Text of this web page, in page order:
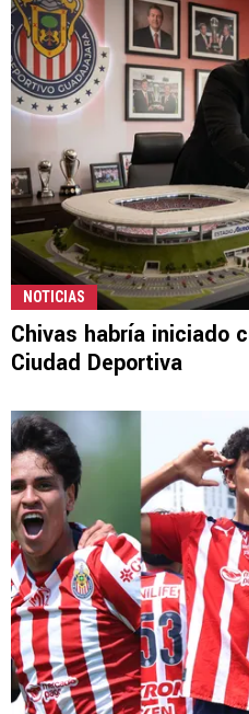
NOTICIAS
Chivas habría iniciado
Ciudad Deportiva